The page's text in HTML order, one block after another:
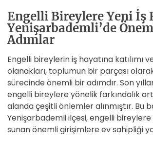
Engelli Bireylere Yeni İş
Yenişarbademli’de
Adımlar
Engelli bireylerin iş hayatına katılımı
olanakları, toplumun bir parçası
sürecinde önemli bir adımdır. Son
engelli bireylere yönelik farkındalık
alanda çeşitli önlemler alınmıştır. Bu
Yenişarbademli ilçesi, engelli bireylere
sunan önemli girişimlere ev sahipliği